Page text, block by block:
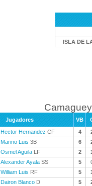
ISLA DE
Jugadores VB
Hector Hernandez CF 4
Marino Luis 3B 6
Osmel Aguila LF 2
Alexander Ayala SS 5
William Luis RF 5
Dairon Blanco D 5